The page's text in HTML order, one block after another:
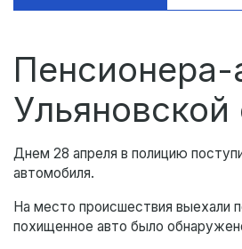
Пенсионера-
Ульяновской
Днем 28 апреля в полицию
автомобиля.
На место происшествия выехали
похищенное авто было